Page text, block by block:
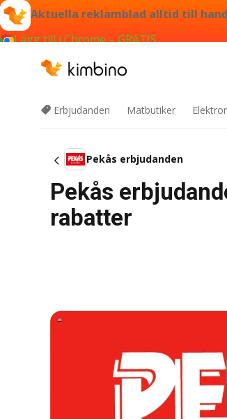
Aktuella reklamblad alltid till
Lägg till i Chrome – GRATIS
Erbjudanden Matbutiker
Pekås erbjudanden
Pekås
rabatter